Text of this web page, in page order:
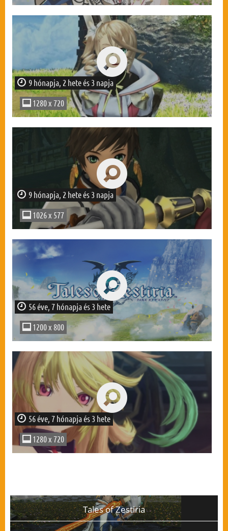
1280 x 720
9 hónapja, 2 hete és 3 napja
1026 x 577
9 hónapja, 2 hete és 3 napja
1200 x 800
56 éve, 7 hónapja és 3 hete
1280 x 720
56 éve, 7 hónapja és 3 hete
Tales of Zestiria